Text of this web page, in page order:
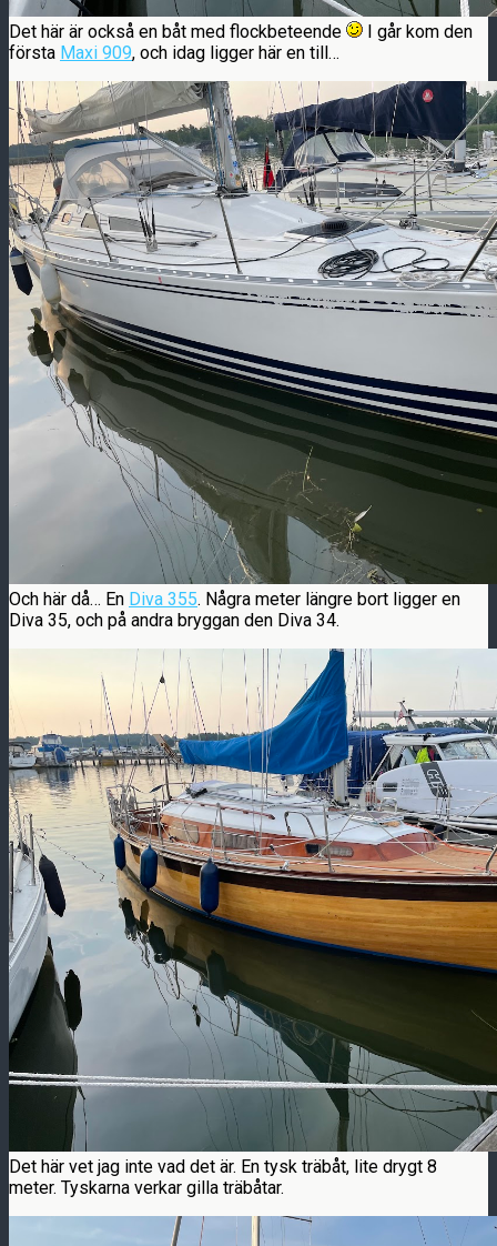
Det här är också en båt med flockbeteende
I går kom den
första Maxi 909, och idag ligger här en till…
Och här då… En Diva 355. Några meter längre bort ligger en
Diva 35, och på andra bryggan den Diva 34.
Det här vet jag inte vad det är. En tysk träbåt, lite drygt 8
meter. Tyskarna verkar gilla träbåtar.